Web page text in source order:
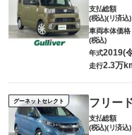
支払総額
(税込)(リ済込)
車両本体価格
(税込)
年式2019(
走行2.3万
グーネットセレクト フリー
支払総額
(税込)(リ済込)